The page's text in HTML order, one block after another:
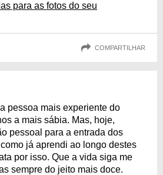
para as fotos do seu
COMPARTILHAR
pessoa mais experiente do
a mais sábia. Mas, hoje,
pessoal para a entrada dos
já aprendi ao longo destes
por isso. Que a vida siga me
sempre do jeito mais doce.